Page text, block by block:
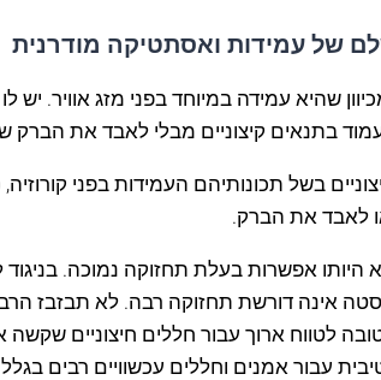
של עמידות ואסתטיקה מודרנית
שהיא עמידה במיוחד בפני מזג אוויר. יש
בתנאים קיצוניים מבלי לאבד את הברק
בשל תכונותיהם העמידות בפני
לאבד את הברק.
היותו אפשרות בעלת תחזוקה נמוכה.
אינה דורשת תחזוקה רבה. לא תבזבז
לטווח ארוך עבור חללים חיצוניים שקשה
עבור אמנים וחללים עכשוויים רבים